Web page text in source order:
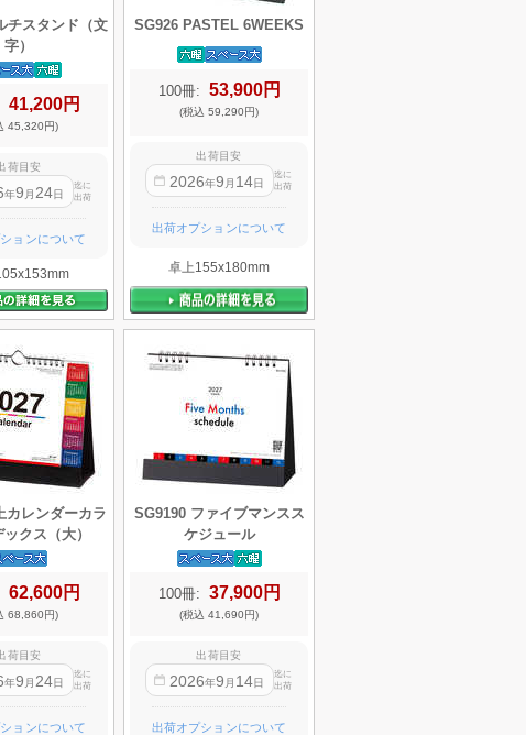
チスタンド（文
字）
41,200円
45,320円)
荷目安
年9 月 24日
迄に
出荷
ョンについて
SG926 PASTEL 6WEEKS
100冊: 53,900円
(税込 59,290円)
出荷目安
2026年9 月 14日
迄に
出荷
出荷オプションについて
卓上155x180mm
カレンダーカラ
クス（大）
62,600円
68,860円)
荷目安
年9 月 24日
迄に
出荷
ョンについて
SG9190 ファイブマンスス
ケジュール
100冊: 37,900円
(税込 41,690円)
出荷目安
2026年9 月 14日
迄に
出荷
出荷オプションについて